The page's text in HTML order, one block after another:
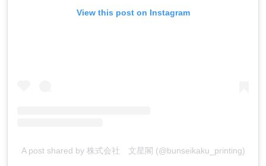
View this post on Instagram
A post shared by 株式会社 文星閣 (@bunseikaku_printing)